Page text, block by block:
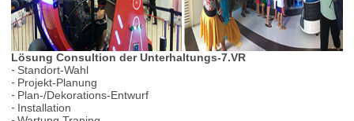
Lösung Consultion der Unterhaltungs-7.VR
- Standort-Wahl
- Projekt-Planung
- Plan-/Dekorations-Entwurf
- Installation